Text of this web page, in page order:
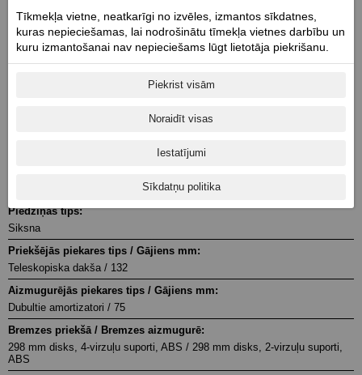
Cilindru skaits / Cilindra diametrs un gājiens mm:
2 / 103.2 x 113
Dzinēja taktis / Kompresijas pakāpe:
Elektroniskā degvielas iesmidzināšana
Piedziņas tips:
Siksna
Priekšējās piekares tips / Gājiens mm:
Teleskopiska dakša / 132
Aizmugurējās piekares tips / Gājiens mm:
Dubultie amortizatori / 75
Bremzes priekšā / Bremzes aizmugurē:
298 mm disks, 4-virzuļu suporti, ABS / 298 mm disks, 2-virzuļu suporti,
ABS
Tīkmekļa vietne, neatkarīgi no izvēles, izmantos sīkdatnes,
kuras nepieciešamas, lai nodrošinātu tīmekļa vietnes darbību un
kuru izmantošanai nav nepieciešams lūgt lietotāja piekrišanu.
Piekrist visām
Noraidīt visas
Iestatījumi
Sīkdatņu politika